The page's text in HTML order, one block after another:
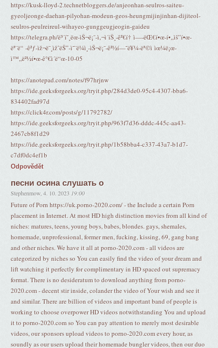
https://kusk-lloyd-2.technetbloggers.de/anjeonhan-seulros-saiteu-
gyeoljeonge-daehan-pilyohan-modeun-geos-heungmijinjinhan-dijiteol-
seulros-peulreireul-wihayeo-gunggeugjeogin-gaideu
https://telegra.ph/ë³´í˜¸ëœ-ìŠ¬ë¡¯-ì‚¬ì´íŠ¸-ê²€í† ì—-ëŒ€í•œ-í•„ìš”í•œ-
ëª¨ë“ -ê²ƒ-ìž¬ë¯¸ìžˆëŠ”-ì˜¨ë¼ì¸-ìŠ¬ë¡¯-ê²½í—˜ë¥¼-ëª©ì ìœ¼ë¡œ-
ì™„ë²½í•œ-ê°€ì´ë“œ-10-05
https://anotepad.com/notes/f97hrjnw
https://ide.geeksforgeeks.org/tryit.php/284d3de0-95c4-4307-bba6-
834402fad97d
https://click4r.com/posts/g/11792782/
https://ide.geeksforgeeks.org/tryit.php/963f7d36-dddc-445c-aa43-
2467cb8f1d29
https://ide.geeksforgeeks.org/tryit.php/1b58bba4-c337-43a7-b1d7-
c7df0dc4ef1b
Odpovědět
песни осина слушать о
Stephenmow ,4. 10. 2023 19:00
Future of Porn https://uk.porno-2020.com/ - the Include a certain Porn
placement in Internet. At most HD high distinction movies from all kind of
niches: matures, teens, young boys, babes, blondes. gays, shemales,
homemade, unprofessional, former men, fucking, kissing, 69, gang bang
and other niches. We have it all at porno-2020.com - all videos are
categorized by niches so You can easily find the video of your dream and
lift watching it perfectly for complimentary in HD spaced out supremacy
format. There is no desideratum to download anything from porno-
2020.com - decent stir inside, colander the video of Your wish and see it
and similar. There are billion of videos and important band of people is
working to choose overpower HD videos notwithstanding You and upload
it to porno-2020.com so You can pay attention to merely most desirable
videos, our sponsors upload videos to porno-2020.com every hour, as
soundly as our users upload their homemade bungler videos, then our duo